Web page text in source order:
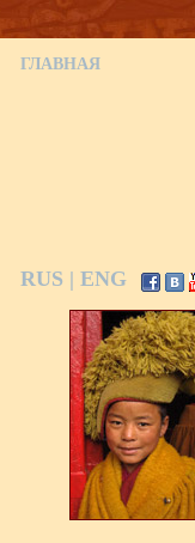
ГЛАВНАЯ
RUS | ENG